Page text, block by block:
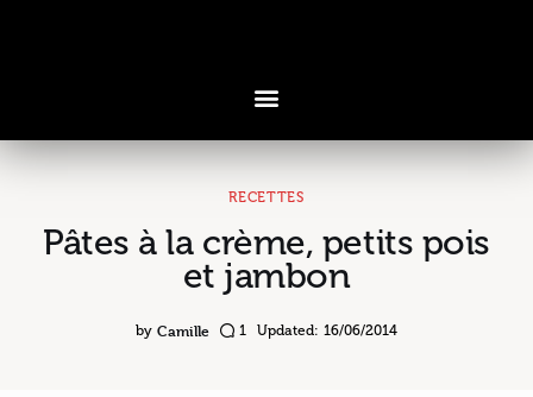
Voyages & Saveurs
Art & Design
RECETTES
Pâtes à la crème, petits pois
et jambon
by Camille 1 Updated: 16/06/2014